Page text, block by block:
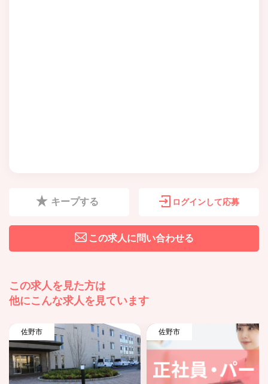
キープする ログインして応募
この求人に問い合わせる
この求人を見た方は
他にこんな求人を見ています
佐野市 佐野市